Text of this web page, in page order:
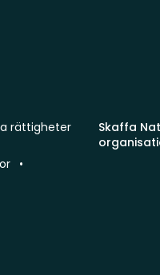
Skaffa
rättigheter